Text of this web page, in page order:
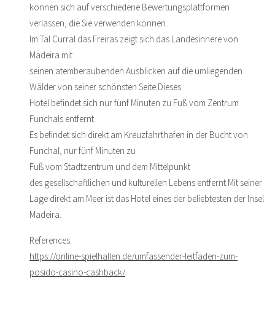
können sich auf verschiedene Bewertungsplattformen
verlassen, die Sie verwenden können.
Im Tal Curral das Freiras zeigt sich das Landesinnere von
Madeira mit
seinen atemberaubenden Ausblicken auf die umliegenden
Wälder von seiner schönsten Seite.Dieses
Hotel befindet sich nur fünf Minuten zu Fuß vom Zentrum
Funchals entfernt.
Es befindet sich direkt am Kreuzfahrthafen in der Bucht von
Funchal, nur fünf Minuten zu
Fuß vom Stadtzentrum und dem Mittelpunkt
des gesellschaftlichen und kulturellen Lebens entfernt.Mit seiner
Lage direkt am Meer ist das Hotel eines der beliebtesten der Insel
Madeira.
References:
https://online-spielhallen.de/umfassender-leitfaden-zum-
posido-casino-cashback/